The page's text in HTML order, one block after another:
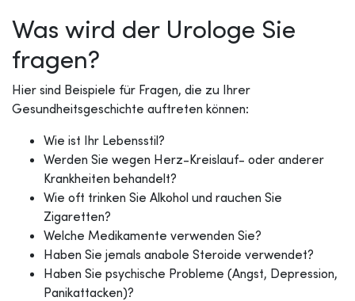
Was wird der Urologe Sie
fragen?
Hier sind Beispiele für Fragen, die zu Ihrer
Gesundheitsgeschichte auftreten können:
Wie ist Ihr Lebensstil?
Werden Sie wegen Herz-Kreislauf- oder anderer
Krankheiten behandelt?
Wie oft trinken Sie Alkohol und rauchen Sie
Zigaretten?
Welche Medikamente verwenden Sie?
Haben Sie jemals anabole Steroide verwendet?
Haben Sie psychische Probleme (Angst, Depression,
Panikattacken)?